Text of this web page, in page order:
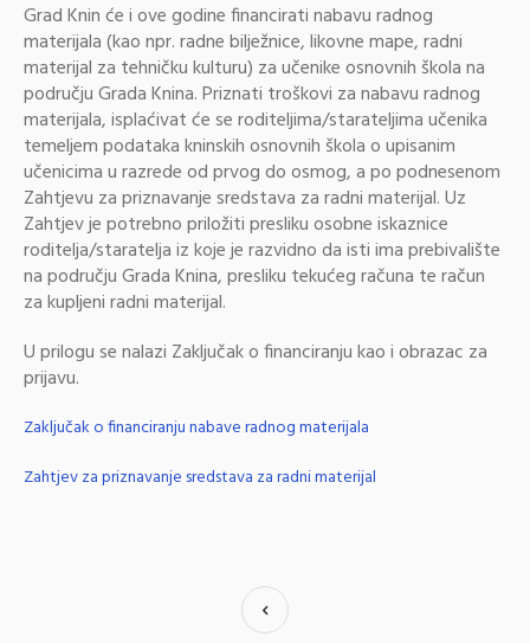
Grad Knin će i ove godine financirati nabavu radnog
materijala (kao npr. radne bilježnice, likovne mape, radni
materijal za tehničku kulturu) za učenike osnovnih škola na
području Grada Knina. Priznati troškovi za nabavu radnog
materijala, isplaćivat će se roditeljima/starateljima učenika
temeljem podataka kninskih osnovnih škola o upisanim
učenicima u razrede od prvog do osmog, a po podnesenom
Zahtjevu za priznavanje sredstava za radni materijal. Uz
Zahtjev je potrebno priložiti presliku osobne iskaznice
roditelja/staratelja iz koje je razvidno da isti ima prebivalište
na području Grada Knina, presliku tekućeg računa te račun
za kupljeni radni materijal.
U prilogu se nalazi Zaključak o financiranju kao i obrazac za
prijavu.
Zaključak o financiranju nabave radnog materijala
Zahtjev za priznavanje sredstava za radni materijal